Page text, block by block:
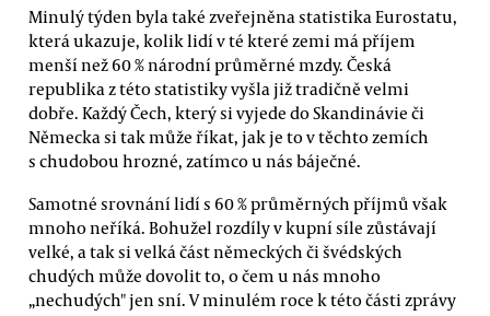
Minulý týden byla také zveřejněna statistika Eurostatu,
která ukazuje, kolik lidí v té které zemi má příjem
menší než 60 % národní průměrné mzdy. Česká
republika z této statistiky vyšla již tradičně velmi
dobře. Každý Čech, který si vyjede do Skandinávie či
Německa si tak může říkat, jak je to v těchto zemích
s chudobou hrozné, zatímco u nás báječné.
Samotné srovnání lidí s 60 % průměrných příjmů však
mnoho neříká. Bohužel rozdíly v kupní síle zůstávají
velké, a tak si velká část německých či švédských
chudých může dovolit to, o čem u nás mnoho
„nechudých" jen sní. V minulém roce k této části zprávy